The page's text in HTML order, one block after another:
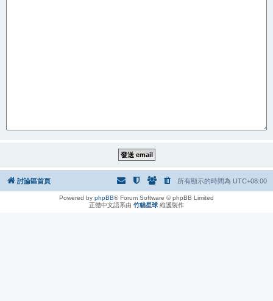
討論區首頁 所有顯示的時間為 UTC+08:00
Powered by phpBB® Forum Software © phpBB Limited
正體中文語系由 竹貓星球 維護製作